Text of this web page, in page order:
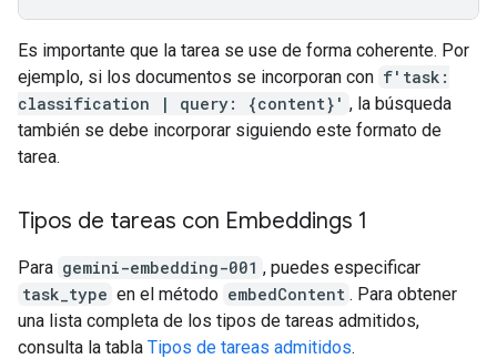
Es importante que la tarea se use de forma coherente. Por
ejemplo, si los documentos se incorporan con f'task:
classification | query: {content}' , la búsqueda
también se debe incorporar siguiendo este formato de
tarea.
Tipos de tareas con Embeddings 1
Para gemini-embedding-001 , puedes especificar
task_type en el método embedContent . Para obtener
una lista completa de los tipos de tareas admitidos,
consulta la tabla Tipos de tareas admitidos.